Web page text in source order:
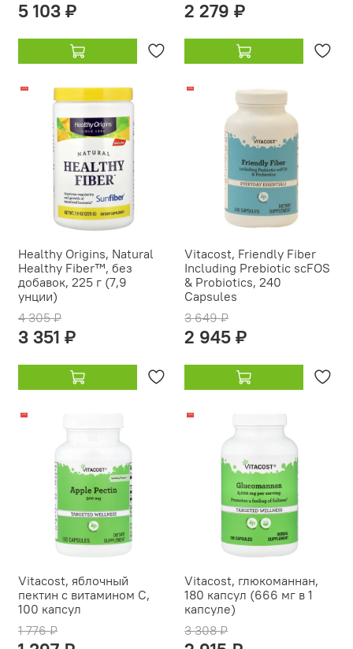
5 103 ₽ 2 279 ₽
-22%
Healthy Origins, Natural
Healthy Fiber™, без
добавок, 225 г (7,9
унции)
4 305 ₽
3 351 ₽
-19%
Vitacost, Friendly Fiber
Including Prebiotic scFOS
& Probiotics, 240
Capsules
3 649 ₽
2 945 ₽
-21%
Vitacost, яблочный
пектин с витамином C,
100 капсул
1 776 ₽
-12%
Vitacost, глюкоманнан,
180 капсул (666 мг в 1
капсуле)
3 308 ₽